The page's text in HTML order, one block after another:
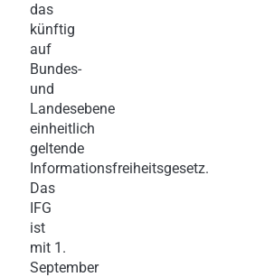
das
künftig
auf
Bundes-
und
Landesebene
einheitlich
geltende
Informationsfreiheitsgesetz.
Das
IFG
ist
mit 1.
September